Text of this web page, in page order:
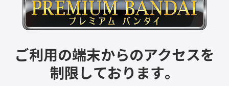
ご利用の端末からのアクセスを
制限しております。